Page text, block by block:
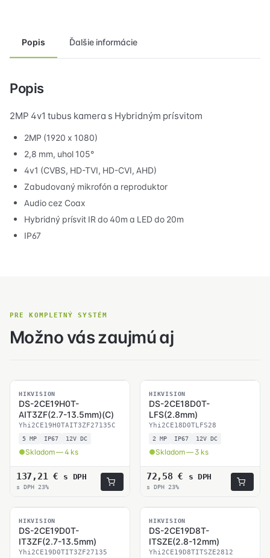
Popis Ďalšie informácie
Popis
2MP 4v1 tubus kamera s Hybridným prísvitom
2MP (1920 x 1080)
2,8 mm, uhol 105°
4v1 (CVBS, HD-TVI, HD-CVI, AHD)
Zabudovaný mikrofón a reproduktor
Audio cez Coax
Hybridný prísvit IR do 40m a LED do 20m
IP67
PRE KOMPLETNÝ SYSTÉM
Možno vás zaujmú aj
SKLADOM
HIKVISION
DS-2CE19H0T-
AIT3ZF(2.7-13.5mm)(C)
Yhi2CE19H0TAIT3ZF27135C
5 MP IP67 12V DC
Skladom — 4 ks
137,21 € s DPH
s DPH 23%
SKLADOM
HIKVISION
DS-2CE18D0T-
LFS(2.8mm)
Yhi2CE18D0TLFS28
2 MP IP67 12V DC
Skladom — 3 ks
72,58€ s DPH
s DPH 23%
SKLADOM
HIKVISION
DS-2CE19D0T-
IT3ZF(2.7-13.5mm)
Yhi2CE19D0TIT3ZF27135
SKLADOM
HIKVISION
DS-2CE19D8T-
ITSZE(2.8-12mm)
Yhi2CE19D8TITSZE2812